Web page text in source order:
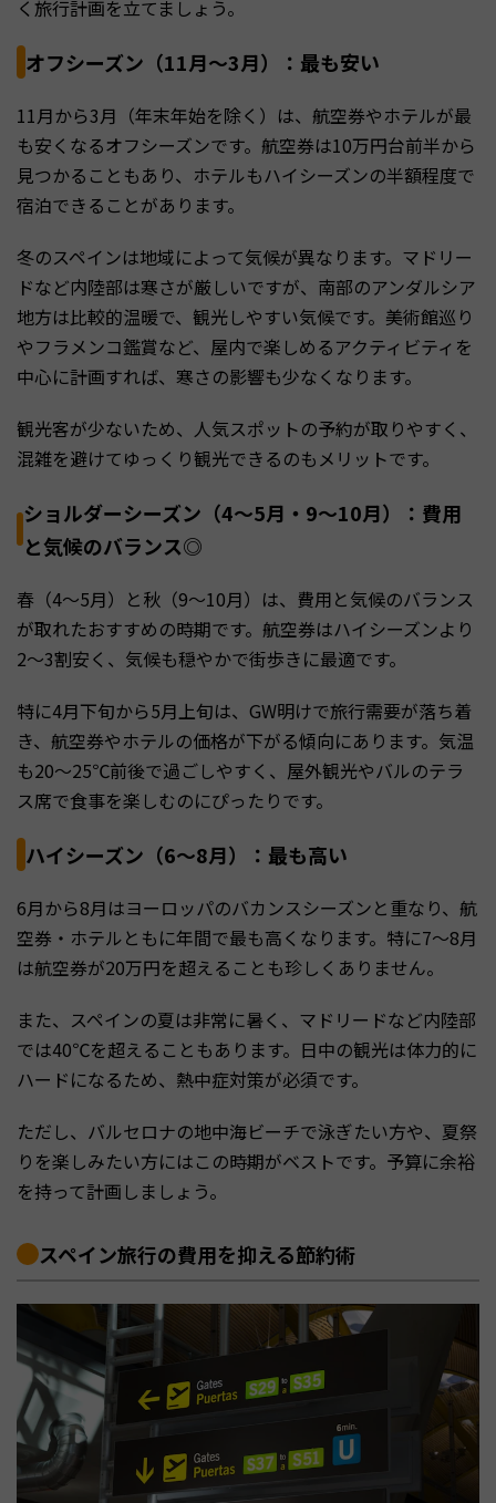
く旅行計画を立てましょう。
オフシーズン（11月〜3月）：最も安い
11月から3月（年末年始を除く）は、航空券やホテルが最
も安くなるオフシーズンです。航空券は10万円台前半から
見つかることもあり、ホテルもハイシーズンの半額程度で
宿泊できることがあります。
冬のスペインは地域によって気候が異なります。マドリー
ドなど内陸部は寒さが厳しいですが、南部のアンダルシア
地方は比較的温暖で、観光しやすい気候です。美術館巡り
やフラメンコ鑑賞など、屋内で楽しめるアクティビティを
中心に計画すれば、寒さの影響も少なくなります。
観光客が少ないため、人気スポットの予約が取りやすく、
混雑を避けてゆっくり観光できるのもメリットです。
ショルダーシーズン（4〜5月・9〜10月）：費用
と気候のバランス◎
春（4〜5月）と秋（9〜10月）は、費用と気候のバランス
が取れたおすすめの時期です。航空券はハイシーズンより
2〜3割安く、気候も穏やかで街歩きに最適です。
特に4月下旬から5月上旬は、GW明けで旅行需要が落ち着
き、航空券やホテルの価格が下がる傾向にあります。気温
も20〜25℃前後で過ごしやすく、屋外観光やバルのテラ
ス席で食事を楽しむのにぴったりです。
ハイシーズン（6〜8月）：最も高い
6月から8月はヨーロッパのバカンスシーズンと重なり、航
空券・ホテルともに年間で最も高くなります。特に7〜8月
は航空券が20万円を超えることも珍しくありません。
また、スペインの夏は非常に暑く、マドリードなど内陸部
では40℃を超えることもあります。日中の観光は体力的に
ハードになるため、熱中症対策が必須です。
ただし、バルセロナの地中海ビーチで泳ぎたい方や、夏祭
りを楽しみたい方にはこの時期がベストです。予算に余裕
を持って計画しましょう。
スペイン旅行の費用を抑える節約術